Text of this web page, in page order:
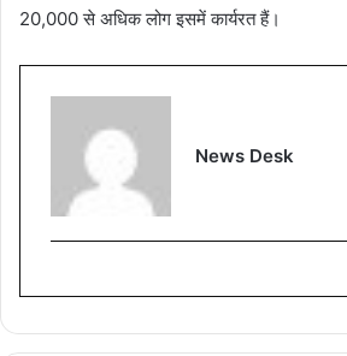
20,000 से अधिक लोग इसमें कार्यरत हैं।
News Desk